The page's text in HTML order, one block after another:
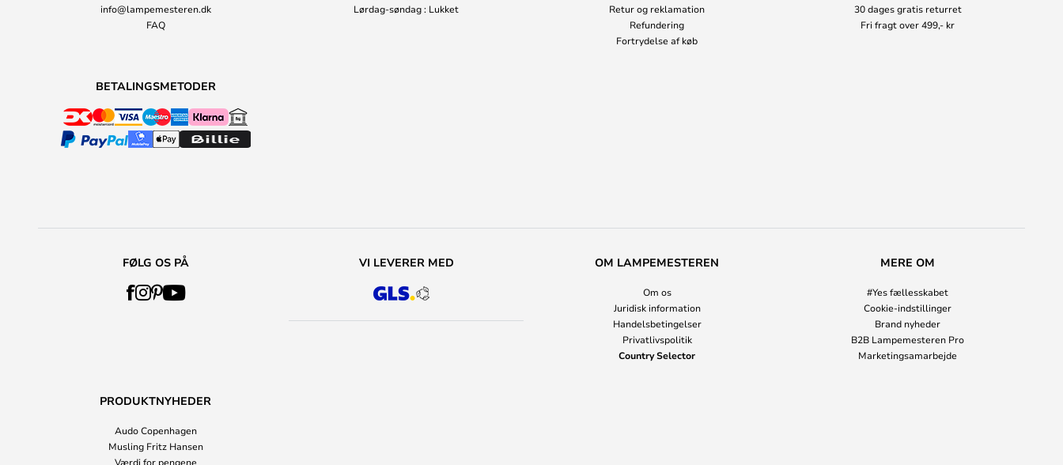
info@lampemesteren.dk
FAQ
Lørdag-søndag : Lukket
Retur og reklamation
Refundering
Fortrydelse af køb
30 dages gratis returret
Fri fragt over 499,- kr
BETALINGSMETODER
FØLG OS PÅ VI LEVERER MED OM LAMPEMESTEREN
Om os
Juridisk information
Handelsbetingelser
Privatlivspolitik
Country Selector
MERE OM
#Yes fællesskabet
Cookie-indstillinger
Brand nyheder
B2B Lampemesteren Pro
Marketingsamarbejde
PRODUKTNYHEDER
Audo Copenhagen
Musling Fritz Hansen
Værdi for pengene